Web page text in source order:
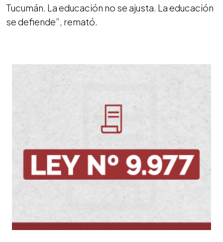
Tucumán. La educación no se ajusta. La educación
se defiende”, remató.